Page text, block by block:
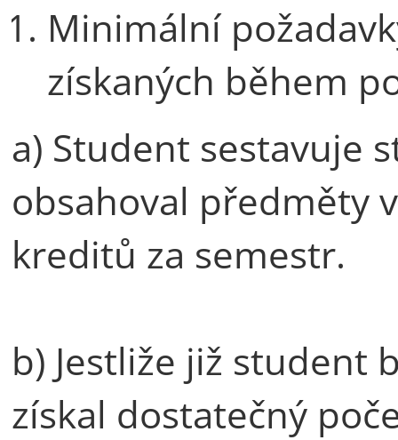
Minimální
získaných během
a) Student sestavuje
obsahoval předměty
kreditů za semestr.
b) Jestliže již student
získal dostatečný